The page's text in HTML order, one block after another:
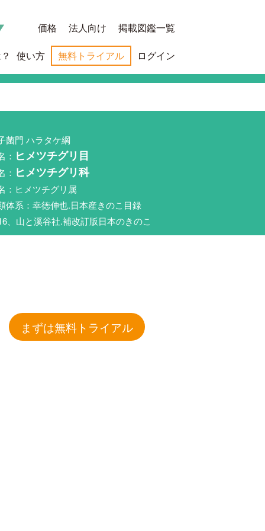
価格 法人向け 掲載図鑑一覧
使い方 無料トライアル ログイン
菌門 ハラタケ綱
： ヒメツチグリ目
： ヒメツチグリ科
：ヒメツチグリ属
体系：幸徳伸也.日本産きのこ目録
、山と溪谷社.補改訂版日本のきのこ
まずは無料トライアル